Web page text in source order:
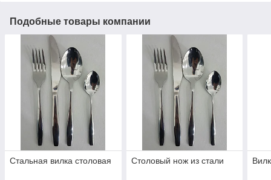
Подобные товары компании
Стальная вилка столовая Столовый нож из стали